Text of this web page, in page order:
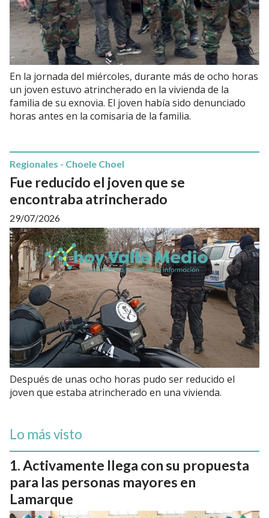
En la jornada del miércoles, durante más de ocho horas
un joven estuvo atrincherado en la vivienda de la
familia de su exnovia. El joven había sido denunciado
horas antes en la comisaria de la familia.
Fue reducido el joven que se
encontraba atrincherado
Regionales - Choele Choel
29/07/2026
Después de unas ocho horas pudo ser reducido el
joven que estaba atrincherado en una vivienda.
Lo más visto
Activamente llega con su propuesta
para las personas mayores en
Lamarque